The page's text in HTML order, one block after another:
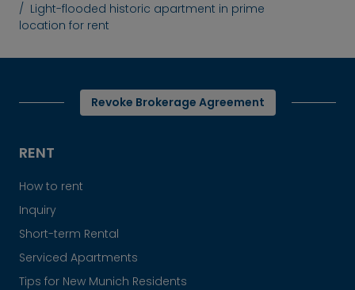
Light-flooded historic apartment in prime
location for rent
Revoke Brokerage Agreement
RENT
How to rent
Inquiry
Short-term Rental
Serviced Apartments
Tips for New Munich Residents